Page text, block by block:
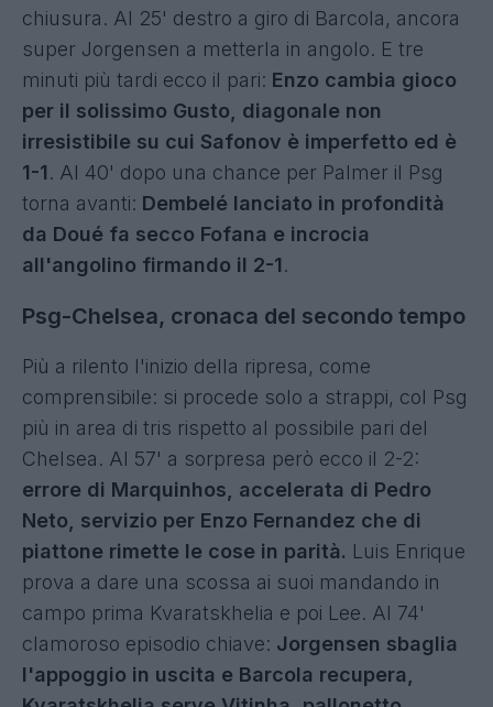
chiusura. Al 25' destro a giro di Barcola, ancora
super Jorgensen a metterla in angolo. E tre
minuti più tardi ecco il pari: Enzo cambia gioco
per il solissimo Gusto, diagonale non
irresistibile su cui Safonov è imperfetto ed è
1-1. Al 40' dopo una chance per Palmer il Psg
torna avanti: Dembelé lanciato in profondità
da Doué fa secco Fofana e incrocia
all'angolino firmando il 2-1.
Psg-Chelsea, cronaca del secondo tempo
Più a rilento l'inizio della ripresa, come
comprensibile: si procede solo a strappi, col Psg
più in area di tris rispetto al possibile pari del
Chelsea. Al 57' a sorpresa però ecco il 2-2:
errore di Marquinhos, accelerata di Pedro
Neto, servizio per Enzo Fernandez che di
piattone rimette le cose in parità. Luis Enrique
prova a dare una scossa ai suoi mandando in
campo prima Kvaratskhelia e poi Lee. Al 74'
clamoroso episodio chiave: Jorgensen sbaglia
l'appoggio in uscita e Barcola recupera,